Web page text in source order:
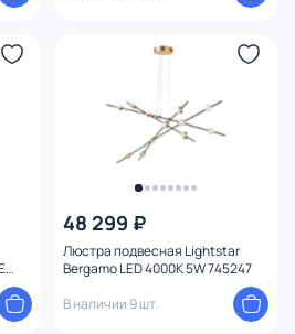
48 299 ₽
Люстра подвесная Lightstar
Bergamo LED 4000К 5W 745247
В наличии 9 шт.